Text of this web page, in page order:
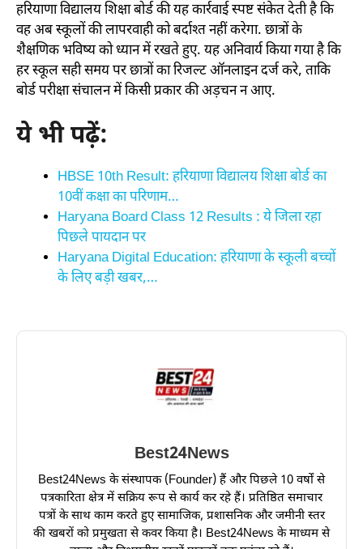
हरियाणा विद्यालय शिक्षा बोर्ड की यह कार्रवाई स्पष्ट संकेत देती है कि
वह अब स्कूलों की लापरवाही को बर्दाश्त नहीं करेगा. छात्रों के
शैक्षणिक भविष्य को ध्यान में रखते हुए. यह अनिवार्य किया गया है कि
हर स्कूल सही समय पर छात्रों का रिजल्ट ऑनलाइन दर्ज करे, ताकि
बोर्ड परीक्षा संचालन में किसी प्रकार की अड़चन न आए.
ये भी पढ़ें:
HBSE 10th Result: हरियाणा विद्यालय शिक्षा बोर्ड का
10वीं कक्षा का परिणाम…
Haryana Board Class 12 Results : ये जिला रहा
पिछले पायदान पर
Haryana Digital Education: हरियाणा के स्कूली बच्चों
के लिए बड़ी खबर,…
Best24News
Best24News के संस्थापक (Founder) हैं और पिछले 10 वर्षों से
पत्रकारिता क्षेत्र में सक्रिय रूप से कार्य कर रहे हैं। प्रतिष्ठित समाचार
पत्रों के साथ काम करते हुए सामाजिक, प्रशासनिक और जमीनी स्तर
की खबरों को प्रमुखता से कवर किया है। Best24News के माध्यम से